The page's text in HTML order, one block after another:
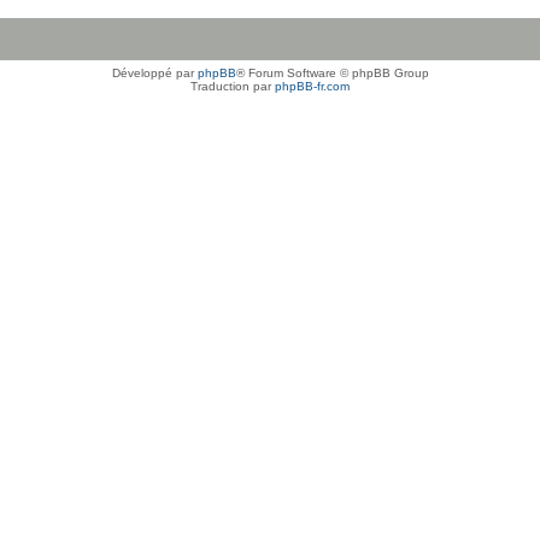
Développé parphpBB® Forum Software © phpBB Group
Traduction parphpBB-fr.com